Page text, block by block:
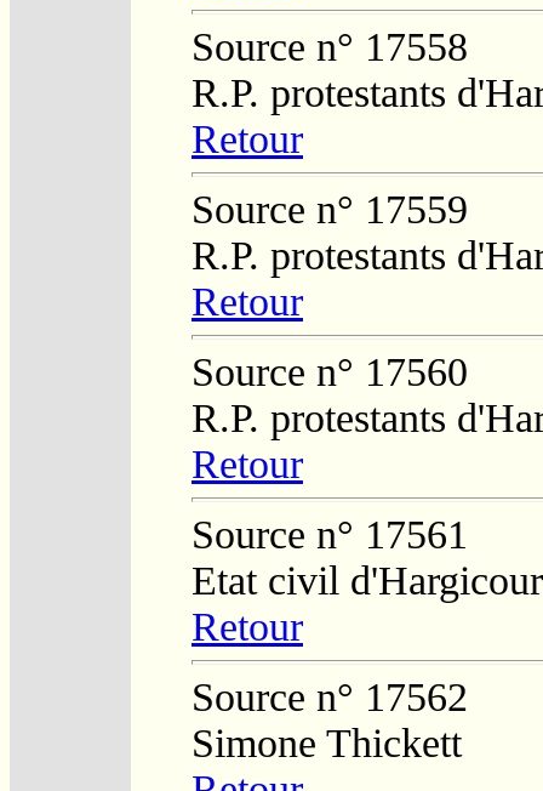
Source n° 17558
R.P. protestants
Retour
Source n° 17559
R.P. protestants
Retour
Source n° 17560
R.P. protestants
Retour
Source n° 17561
Etat civil
Retour
Source n° 17562
Simone Thickett